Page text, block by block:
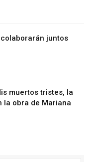
colaborarán juntos
muertos tristes, la
la obra de Mariana